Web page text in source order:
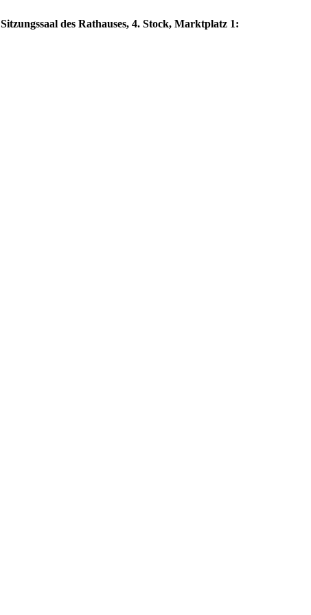
des Rathauses, 4. Stock, Marktplatz 1: